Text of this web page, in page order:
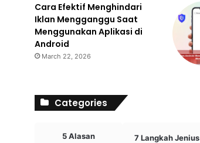
Cara Efektif Menghindari
Iklan Mengganggu Saat
Menggunakan Aplikasi di
Android
March 22, 2026
Categories
5 Alasan 7 Langkah Jenius